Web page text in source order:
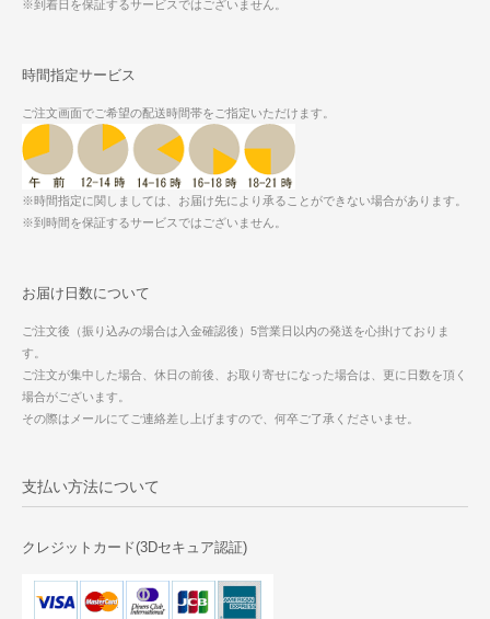
※到着日を保証するサービスではございません。
時間指定サービス
ご注文画面でご希望の配送時間帯をご指定いただけます。
※時間指定に関しましては、お届け先により承ることができない場合があります。
※到時間を保証するサービスではございません。
お届け日数について
ご注文後（振り込みの場合は入金確認後）5営業日以内の発送を心掛けておりま
す。
ご注文が集中した場合、休日の前後、お取り寄せになった場合は、更に日数を頂く
場合がございます。
その際はメールにてご連絡差し上げますので、何卒ご了承くださいませ。
支払い方法について
クレジットカード(3Dセキュア認証)